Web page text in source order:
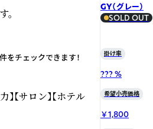
【サロン】【ホテル
GY（グレー）
SOLD OUT
掛け率
??? %
希望小売価格
￥1,800
をチェックできます！